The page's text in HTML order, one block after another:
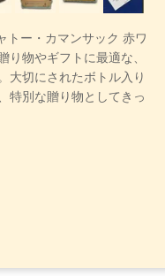
トー・カマンサック 赤ワ
り物やギフトに最適な、
大切にされたボトル入り
特別な贈り物としてきっ